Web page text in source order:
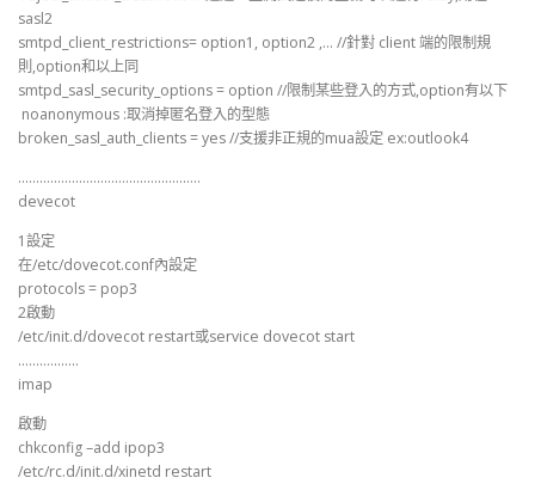
sasl2
smtpd_client_restrictions= option1, option2 ,… //針對 client 端的限制規
則,option和以上同
smtpd_sasl_security_options = option //限制某些登入的方式,option有以下
noanonymous :取消掉匿名登入的型態
broken_sasl_auth_clients = yes //支援非正規的mua設定 ex:outlook4
……………………………………………
devecot
1設定
在/etc/dovecot.conf內設定
protocols = pop3
2啟動
/etc/init.d/dovecot restart或service dovecot start
……………..
imap
啟動
chkconfig –add ipop3
/etc/rc.d/init.d/xinetd restart